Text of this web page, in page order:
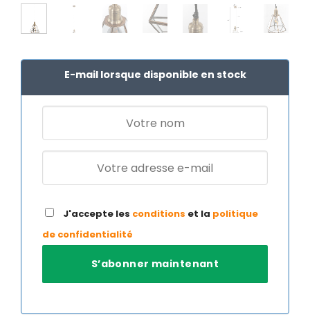
E-mail lorsque disponible en stock
J'accepte les conditions et la politique
de confidentialité